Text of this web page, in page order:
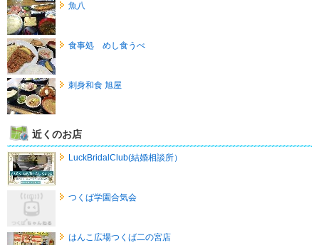
魚八
食事処 めし食うべ
刺身和食 旭屋
近くのお店
LuckBridalClub(結婚相談所）
つくば学園合気会
はんこ広場つくば二の宮店